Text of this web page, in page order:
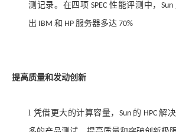
测记录。在四项 SPEC性能评测中，Sun
出 IBM 和 HP 服务器多达 70%
提高质量和发动创新
l 凭借更大的计算容量， Sun 的 HPC解